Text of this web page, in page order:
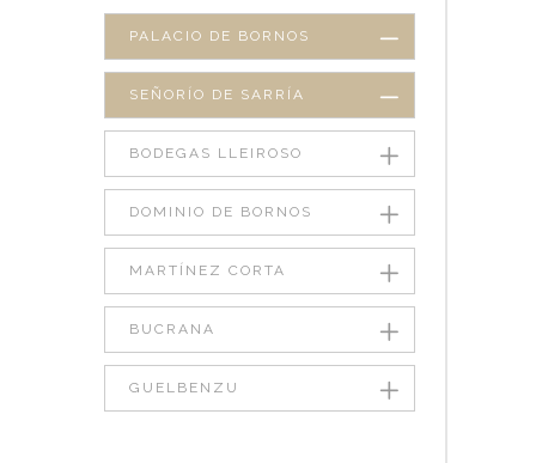
PALACIO DE BORNOS
SEÑORÍO DE SARRÍA
BODEGAS LLEIROSO
DOMINIO DE BORNOS
MARTÍNEZ CORTA
BUCRANA
GUELBENZU